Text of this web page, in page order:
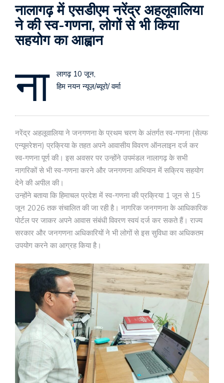
नालागढ़ में एसडीएम नरेंद्र अहलूवालिया
ने की स्व-गणना, लोगों से भी किया
सहयोग का आह्वान
ना
लागढ़ 10 जून,
हिम नयन न्यूज़/ब्यूरो/ वर्मा
नरेंद्र अहलूवालिया ने जनगणना के प्रथम चरण के अंतर्गत स्व-गणना (सेल्फ
एन्यूमरेशन) प्रक्रिया के तहत अपने आवासीय विवरण ऑनलाइन दर्ज कर
स्व-गणना पूर्ण की। इस अवसर पर उन्होंने उपमंडल नालागढ़ के सभी
नागरिकों से भी स्व-गणना करने और जनगणना अभियान में सक्रिय सहयोग
देने की अपील की।
उन्होंने बताया कि हिमाचल प्रदेश में स्व-गणना की प्रक्रिया 1 जून से 15
जून 2026 तक संचालित की जा रही है। नागरिक जनगणना के आधिकारिक
पोर्टल पर जाकर अपने आवास संबंधी विवरण स्वयं दर्ज कर सकते हैं। राज्य
सरकार और जनगणना अधिकारियों ने भी लोगों से इस सुविधा का अधिकतम
उपयोग करने का आग्रह किया है।